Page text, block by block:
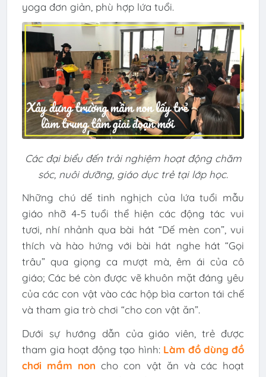
yoga đơn giản, phù hợp lứa tuổi.
Các đại biểu đến trải nghiệm hoạt động chăm
sóc, nuôi dưỡng, giáo dục trẻ tại lớp học.
Những chú dế tinh nghịch của lứa tuổi mẫu
giáo nhỡ 4-5 tuổi thể hiện các động tác vui
tươi, nhí nhảnh qua bài hát “Dế mèn con”, vui
thích và hào hứng với bài hát nghe hát “Gọi
trâu” qua giọng ca mượt mà, êm ái của cô
giáo; Các bé còn được vẽ khuôn mặt đáng yêu
của các con vật vào các hộp bìa carton tái chế
và tham gia trò chơi “cho con vật ăn”.
Dưới sự hướng dẫn của giáo viên, trẻ được
tham gia hoạt động tạo hình: Làm đồ dùng đồ
chơi mầm non cho con vật ăn và các hoạt